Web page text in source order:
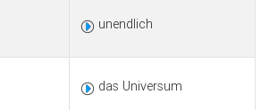
unendlich
das Universum